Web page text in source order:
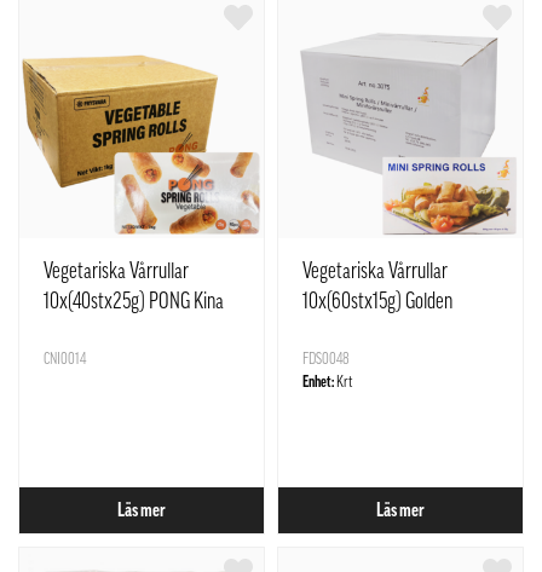
Vegetariska Vårrullar
10x(40stx25g) PONG Kina
CNI0014
Läs mer
Vegetariska Vårrullar
10x(60stx15g) Golden
FDS0048
Enhet: Krt
Läs mer